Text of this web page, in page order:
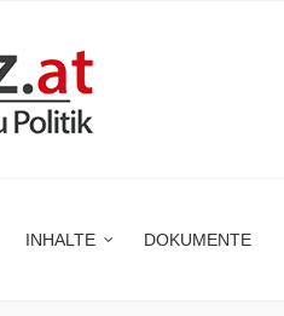
INHALTE DOKUMENTE